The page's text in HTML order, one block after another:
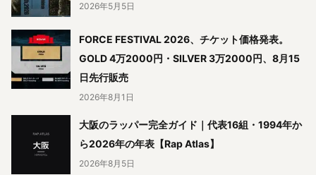
2026年5月5日
FORCE FESTIVAL 2026、チケット価格発表。
GOLD 4万2000円・SILVER 3万2000円、8月15
日先行販売
2026年8月1日
大阪のラッパー完全ガイド｜代表16組・1994年か
ら2026年の年表【Rap Atlas】
2026年8月5日